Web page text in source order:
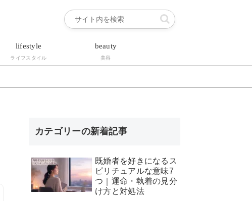
lifestyle
ライフスタイル
beauty
美容
カテゴリーの新着記事
既婚者を好きになるス
ピリチュアルな意味7
つ｜運命・執着の見分
け方と対処法